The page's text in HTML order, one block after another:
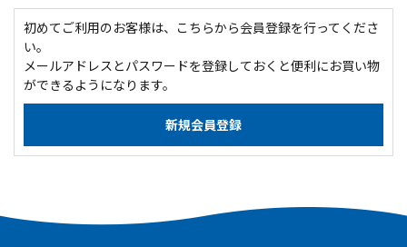
初めてご利用のお客様は、こちらから会員登録を行ってくださ
い。
メールアドレスとパスワードを登録しておくと便利にお買い物
ができるようになります。